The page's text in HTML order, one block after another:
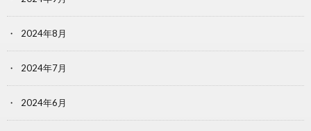
2024年8月
2024年7月
2024年6月